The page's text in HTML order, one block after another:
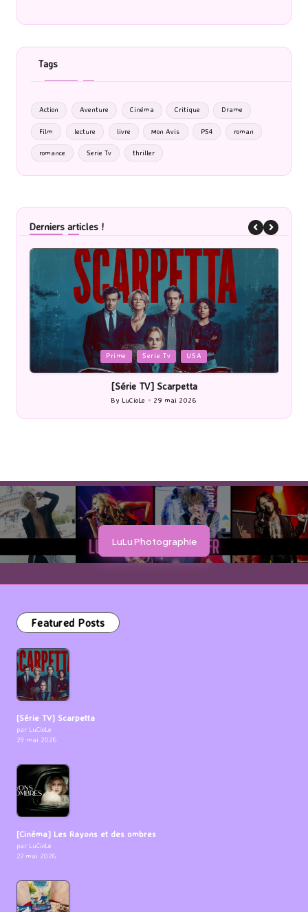
Tags
Action Aventure Cinéma Critique Drame
Film lecture livre Mon Avis PS4 roman
romance Serie Tv thriller
Derniers articles !
Posted
in
Cinéma
[Cinéma] Les Rayons et des ombres
Posted
by
ByLuCioLe 27 mai 2026
LuLu Photographie
Featured Posts
[Série TV] Scarpetta
par LuCioLe
29 mai 2026
[Cinéma] Les Rayons et des ombres
par LuCioLe
27 mai 2026